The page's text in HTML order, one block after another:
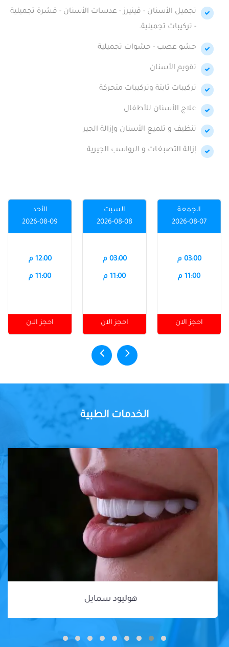
تجميل الأسنان - ڤينيرز - عدسات الأسنان - قشرة تجميلية
- تركيبات تجميلية.
حشو عصب - حشوات تجميلية
تقويم الأسنان
تركيبات ثابتة وتركيبات متحركة
علاج الأسنان للأطفال
تنظيف و تلميع الأسنان وإزالة الجير
إزالة التصبغات و الرواسب الجيرية
الجمعة
2026-08-07
03:00 م
11:00 م
احجز الان
السبت
2026-08-08
03:00 م
11:00 م
احجز الان
الأحد
2026-08-09
12:00 م
11:00 م
احجز الان
الخدمات الطبية
هوليود سمايل